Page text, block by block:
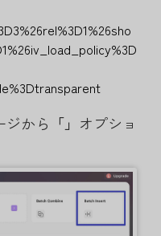
ジから 「」 オプショ